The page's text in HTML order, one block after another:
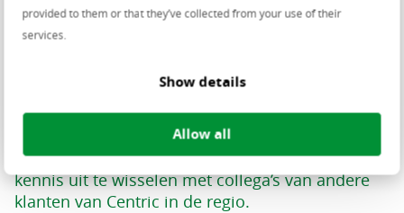
provided to them or that they’ve collected from your use of their
services.
Show details
Allow all
Limburg & Noord-Brabant in samenwerking met
de Gebruikersvereniging Centric Burgerzaken
plaats. We praten je graag bij over waar we staan
met onze oplossingen en onze toekomstplannen.
Er is volop gelegenheid om vragen te stellen en
kennis uit te wisselen met collega’s van andere
klanten van Centric in de regio.